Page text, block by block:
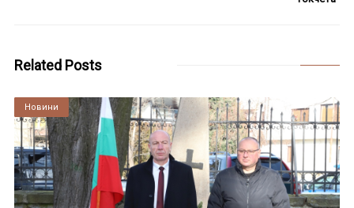
Related Posts
Култура
Новини